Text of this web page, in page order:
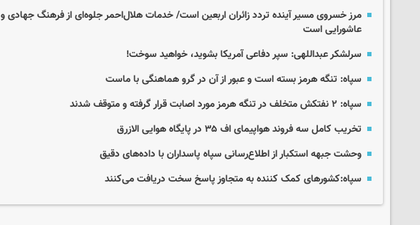
مرز خسروی مسیر آینده تردد زائران اربعین است/ خدمات هلال‌احمر جلوه‌ای از فرهنگ جهادی و
عاشورایی است
سرلشکر عبداللهی: سپر دفاعی آمریکا بشوید، خواهید سوخت!
سپاه: تنگه هرمز بسته است و عبور از آن در گرو هماهنگی با ماست
سپاه: ۲ نفتکش متخلف در تنگه هرمز مورد اصابت قرار گرفته و متوقف شدند
تخریب کامل سه فروند هواپیمای اف ۳۵ در پایگاه هوایی الازرق
وحشت جبهه استکبار از اطلاع‌رسانی سپاه پاسداران با داده‌های دقیق
سپاه:کشورهای کمک کننده به متجاوز پاسخ سخت دریافت می‌کنند